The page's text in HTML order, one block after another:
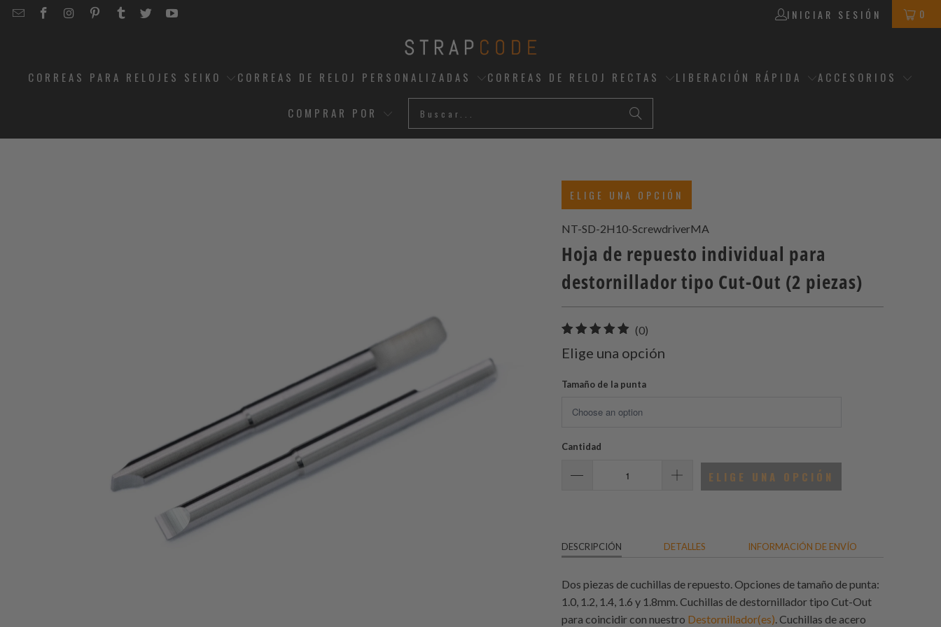
EMAILSTRAPCODE
STRAPCODE
STRAPCODE
STRAPCODE
STRAPCODE
STRAPCODE
INICIAR SESIÓN 0
CORREAS PARA RELOJES SEIKO CORREAS DE RELOJ PERSONALIZADAS CORREAS DE RELOJ RECTAS LIBERACIÓN RÁPIDA ACCESORIOS
COMPRAR POR
ELIGE UNA OPCIÓN
NT-SD-2H10-ScrewdriverMA
Hoja de repuesto individual para
destornillador tipo Cut-Out (2 piezas)
(0)
total
Elige una opción
Tamaño de la punta
Cantidad
ELIGE UNA OPCIÓN
DESCRIPCIÓN DETALLES INFORMACIÓN DE ENVÍO
Dos piezas de cuchillas de repuesto. Opciones de tamaño de punta:
1.0, 1.2, 1.4, 1.6 y 1.8mm. Cuchillas de destornillador tipo Cut-Out
para coincidir con nuestro Destornillador(es). Cuchillas de acero